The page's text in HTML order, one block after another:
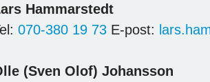
Hammarstedt
070-380 19 73 E-post:
(Sven Olof) Johansson